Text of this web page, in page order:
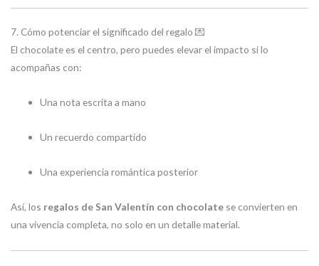
7. Cómo potenciar el significado del regalo 💌
El chocolate es el centro, pero puedes elevar el impacto si lo
acompañas con:
Una nota escrita a mano
Un recuerdo compartido
Una experiencia romántica posterior
Así, los regalos de San Valentín con chocolate se convierten en
una vivencia completa, no solo en un detalle material.